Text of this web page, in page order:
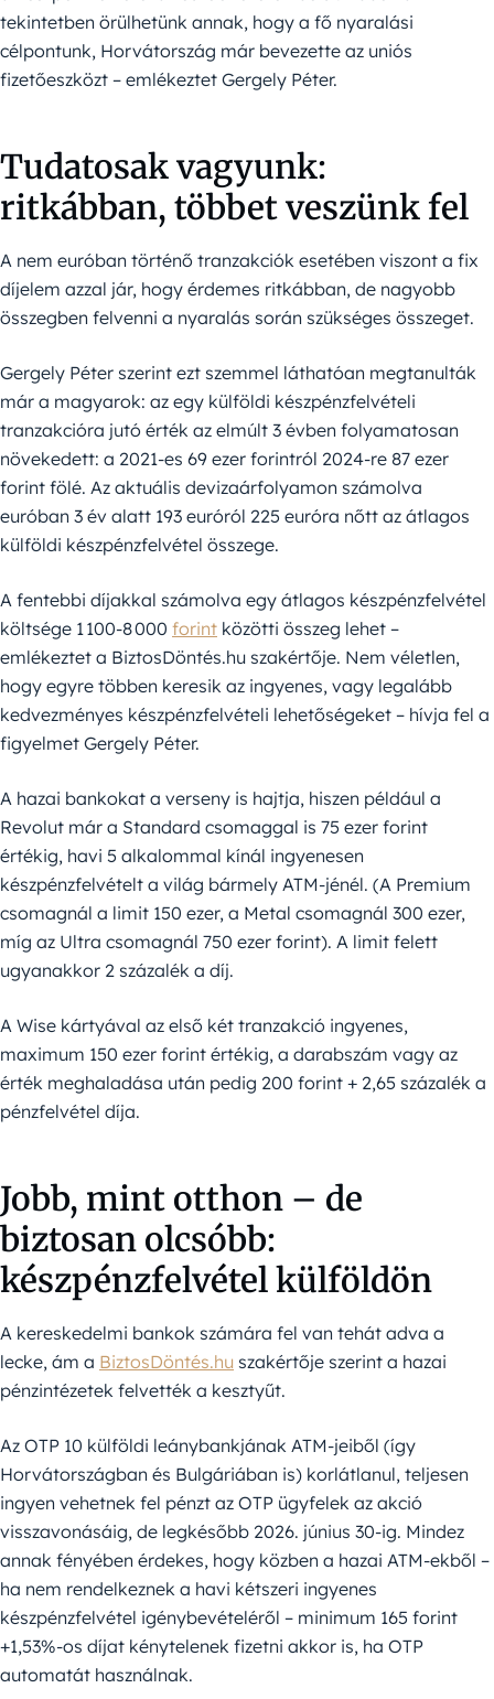
tekintetben örülhetünk annak, hogy a fő nyaralási
célpontunk, Horvátország már bevezette az uniós
fizetőeszközt – emlékeztet Gergely Péter.
Tudatosak vagyunk:
ritkábban, többet veszünk fel
A nem euróban történő tranzakciók esetében viszont a fix
díjelem azzal jár, hogy érdemes ritkábban, de nagyobb
összegben felvenni a nyaralás során szükséges összeget.
Gergely Péter szerint ezt szemmel láthatóan megtanulták
már a magyarok: az egy külföldi készpénzfelvételi
tranzakcióra jutó érték az elmúlt 3 évben folyamatosan
növekedett: a 2021-es 69 ezer forintról 2024-re 87 ezer
forint fölé. Az aktuális devizaárfolyamon számolva
euróban 3 év alatt 193 euróról 225 euróra nőtt az átlagos
külföldi készpénzfelvétel összege.
A fentebbi díjakkal számolva egy átlagos készpénzfelvétel
költsége 1 100-8 000 forint közötti összeg lehet –
emlékeztet a BiztosDöntés.hu szakértője. Nem véletlen,
hogy egyre többen keresik az ingyenes, vagy legalább
kedvezményes készpénzfelvételi lehetőségeket – hívja fel a
figyelmet Gergely Péter.
A hazai bankokat a verseny is hajtja, hiszen például a
Revolut már a Standard csomaggal is 75 ezer forint
értékig, havi 5 alkalommal kínál ingyenesen
készpénzfelvételt a világ bármely ATM-jénél. (A Premium
csomagnál a limit 150 ezer, a Metal csomagnál 300 ezer,
míg az Ultra csomagnál 750 ezer forint). A limit felett
ugyanakkor 2 százalék a díj.
A Wise kártyával az első két tranzakció ingyenes,
maximum 150 ezer forint értékig, a darabszám vagy az
érték meghaladása után pedig 200 forint + 2,65 százalék a
pénzfelvétel díja.
Jobb, mint otthon – de
biztosan olcsóbb:
készpénzfelvétel külföldön
A kereskedelmi bankok számára fel van tehát adva a
lecke, ám a BiztosDöntés.hu szakértője szerint a hazai
pénzintézetek felvették a kesztyűt.
Az OTP 10 külföldi leánybankjának ATM-jeiből (így
Horvátországban és Bulgáriában is) korlátlanul, teljesen
ingyen vehetnek fel pénzt az OTP ügyfelek az akció
visszavonásáig, de legkésőbb 2026. június 30-ig. Mindez
annak fényében érdekes, hogy közben a hazai ATM-ekből –
ha nem rendelkeznek a havi kétszeri ingyenes
készpénzfelvétel igénybevételéről – minimum 165 forint
+1,53%-os díjat kénytelenek fizetni akkor is, ha OTP
automatát használnak.